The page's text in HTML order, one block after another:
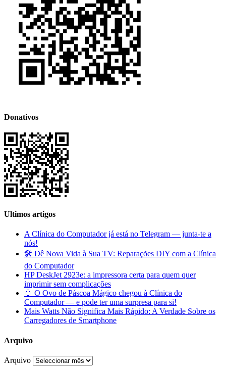
Donativos
Ultimos artigos
A Clínica do Computador já está no Telegram — junta-te a
nós!
🛠️ Dê Nova Vida à Sua TV: Reparações DIY com a Clínica
do Computador
HP DeskJet 2923e: a impressora certa para quem quer
imprimir sem complicações
🥚 O Ovo de Páscoa Mágico chegou à Clínica do
Computador — e pode ter uma surpresa para si!
Mais Watts Não Significa Mais Rápido: A Verdade Sobre os
Carregadores de Smartphone
Arquivo
Arquivo